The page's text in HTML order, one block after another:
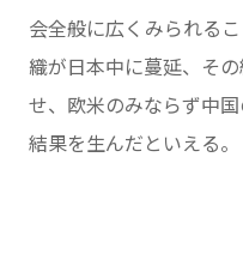
会全般に広くみられる
織が日本中に蔓延、そ
せ、欧米のみならず中
結果を生んだといえる。